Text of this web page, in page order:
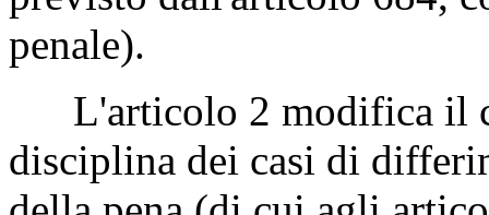
penale).
L'articolo 2 modifica il
disciplina dei casi di